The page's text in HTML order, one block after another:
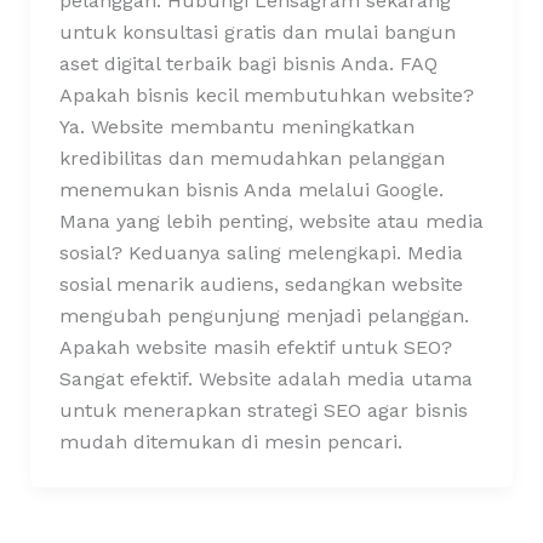
untuk konsultasi gratis dan mulai bangun
aset digital terbaik bagi bisnis Anda. FAQ
Apakah bisnis kecil membutuhkan website?
Ya. Website membantu meningkatkan
kredibilitas dan memudahkan pelanggan
menemukan bisnis Anda melalui Google.
Mana yang lebih penting, website atau media
sosial? Keduanya saling melengkapi. Media
sosial menarik audiens, sedangkan website
mengubah pengunjung menjadi pelanggan.
Apakah website masih efektif untuk SEO?
Sangat efektif. Website adalah media utama
untuk menerapkan strategi SEO agar bisnis
mudah ditemukan di mesin pencari.